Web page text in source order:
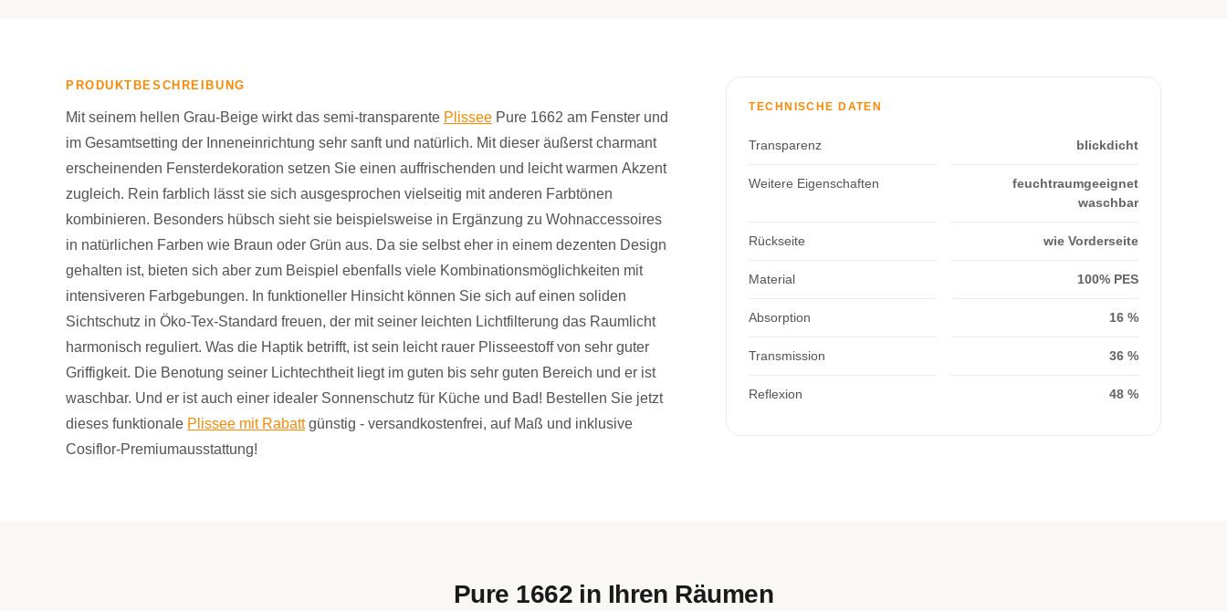
PRODUKTBESCHREIBUNG
Mit seinem hellen Grau-Beige wirkt das semi-transparente Plissee Pure 1662 am Fenster und
im Gesamtsetting der Inneneinrichtung sehr sanft und natürlich. Mit dieser äußerst charmant
erscheinenden Fensterdekoration setzen Sie einen auffrischenden und leicht warmen Akzent
zugleich. Rein farblich lässt sie sich ausgesprochen vielseitig mit anderen Farbtönen
kombinieren. Besonders hübsch sieht sie beispielsweise in Ergänzung zu Wohnaccessoires
in natürlichen Farben wie Braun oder Grün aus. Da sie selbst eher in einem dezenten Design
gehalten ist, bieten sich aber zum Beispiel ebenfalls viele Kombinationsmöglichkeiten mit
intensiveren Farbgebungen. In funktioneller Hinsicht können Sie sich auf einen soliden
Sichtschutz in Öko-Tex-Standard freuen, der mit seiner leichten Lichtfilterung das Raumlicht
harmonisch reguliert. Was die Haptik betrifft, ist sein leicht rauer Plisseestoff von sehr guter
Griffigkeit. Die Benotung seiner Lichtechtheit liegt im guten bis sehr guten Bereich und er ist
waschbar. Und er ist auch einer idealer Sonnenschutz für Küche und Bad! Bestellen Sie jetzt
dieses funktionale Plissee mit Rabattgünstig - versandkostenfrei, auf Maß und inklusive
Cosiflor-Premiumausstattung!
TECHNISCHE DATEN
Transparenz blickdicht
Weitere Eigenschaften
feuchtraumgeeignet
waschbar
Rückseite wie Vorderseite
Material 100% PES
Absorption 16 %
Transmission 36 %
Reflexion 48 %
Pure 1662 in Ihren Räumen